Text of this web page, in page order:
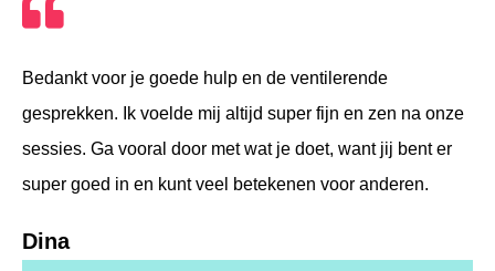
Bedankt voor je goede hulp en de ventilerende
gesprekken. Ik voelde mij altijd super fijn en zen na onze
sessies. Ga vooral door met wat je doet, want jij bent er
super goed in en kunt veel betekenen voor anderen.
Dina